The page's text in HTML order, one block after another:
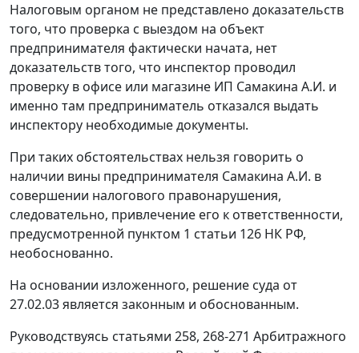
Налоговым органом не представлено доказательств
того, что проверка с выездом на объект
предпринимателя фактически начата, нет
доказательств того, что инспектор проводил
проверку в офисе или магазине ИП Самакина А.И. и
именно там предприниматель отказался выдать
инспектору необходимые документы.
При таких обстоятельствах нельзя говорить о
наличии вины предпринимателя Самакина А.И. в
совершении налогового правонарушения,
следовательно, привлечение его к ответственности,
предусмотренной пунктом 1 статьи 126 НК РФ,
необоснованно.
На основании изложенного, решение суда от
27.02.03 является законным и обоснованным.
Руководствуясь статьями 258, 268-271 Арбитражного